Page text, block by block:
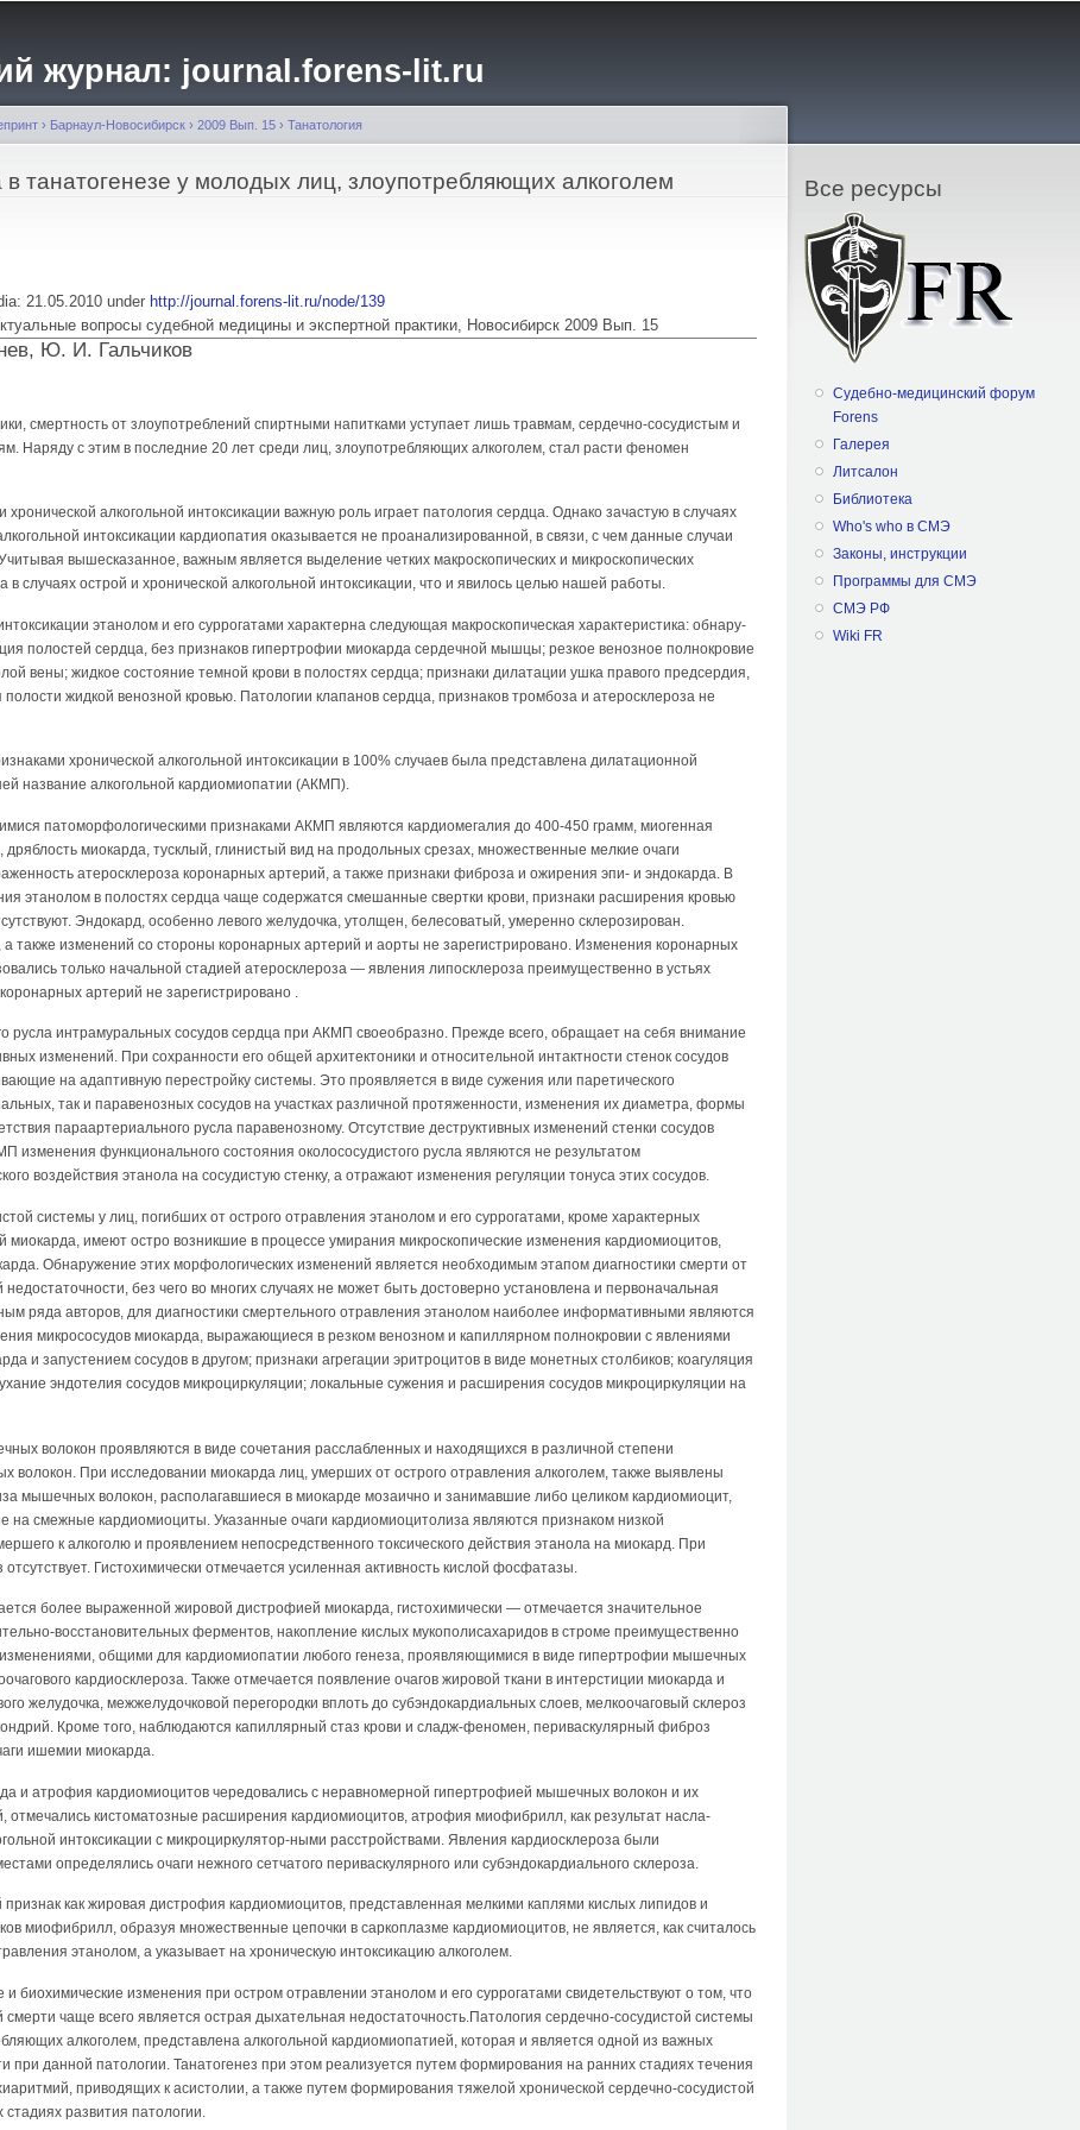
содержанию
журнал: journal.forens-lit.ru
› Барнаул-Новосибирск › 2009 Вып. 15 › Танатология
в танатогенезе у молодых лиц, злоупотребляющих алкоголем
21.05.2010 under http://journal.forens-lit.ru/node/139
вопросы судебной медицины и экспертной практики, Новосибирск 2009 Вып. 15
Ю. И. Гальчиков
смертность от злоупотреблений спиртными напитками уступает лишь травмам, сердечно-сосудистым и
Наряду с этим в последние 20 лет сре­ди лиц, злоупотребляющих алкоголем, стал расти феномен
хронической алкогольной интокси­кации важную роль играет патология сердца. Однако зачастую в случа­ях
интоксикации кардиопатия оказывается не проанализированной, в связи, с чем данные случаи
вышесказанное, важным является выделение четких макроскопических и микроскопических
в случаях острой и хронической алкогольной инток­сикации, что и явилось целью нашей работы.
этанолом и его суррога­тами характерна следующая макроскопическая характеристика: обнару­
полостей сердца, без признаков гипертро­фии миокарда сердечной мышцы; резкое венозное полнокровие
вены; жидкое состояние темной крови в полос­тях сердца; признаки дилатации ушка правого предсердия,
жидкой венозной кровью. Патологии клапанов сердца, признаков тромбоза и атеросклероза не
хронической алкогольной интоксикации в 100% случаев была представлена дилатационной
название алкогольной кардиомиопатии (АКМП).
патоморфологическими при­знаками АКМП являются кардиомегалия до 400-450 грамм, миогенная
миокарда, тусклый, глинистый вид на продольных срезах, множественные мелкие очаги
атеросклероза коронарных артерий, а также признаки фиброза и ожирения эпи- и эндокарда. В
этанолом в полостях сердца чаще содержатся смешанные свертки крови, признаки расширения кровью
Эндокард, особенно левого желудочка, утолщен, белесо­ватый, умеренно склерозирован.
а также изменений со стороны коронарных артерий и аорты не зарегистрирова­но. Изменения коронарных
только начальной стадией атеросклероза — явления липосклероза преимущес­твенно в устьях
артерий не за­регистрировано .
русла интрамуральных сосудов сердца при АКМП своеобразно. Прежде всего, обращает на себя вни­мание
изменений. При сохранности его общей архитектоники и относительной интактности стенок сосудов
на адаптивную перестройку сис­темы. Это проявляется в виде сужения или паретического
так и паравенозных сосудов на участках различ­ной протяженности, изменения их диаметра, формы
параартериального русла паравенозному. Отсутствие деструктивных изменений стенки сосудов
изменения функционального состояния околососудистого русла являются не результатом
воздействия этанола на сосудистую стенку, а отражают изменения регуляции тонуса этих сосудов.
системы у лиц, погибших от острого отравления этанолом и его суррогатами, кроме характерных
миокарда, имеют остро возникшие в процессе умирания микроскопические изменения кардиомиоцитов,
Обнаружение этих морфологичес­ких изменений является необходимым этапом диагностики смерти от
недостаточности, без чего во многих слу­чаях не может быть достоверно установлена и первоначальная
ряда авторов, для диагностики смертельного отравления этанолом наиболее информативными являются
микрососудов миокарда, выражающиеся в резком венозном и капиллярном полнокровии с явлениями
и запустением сосудов в другом; признаки агрегации эритроцитов в виде монетных столбиков; коагуляция
эндотелия сосудов микроциркуляции; локальные су­жения и расширения сосудов микроциркуляции на
волокон проявляются в виде сочета­ния расслабленных и находящихся в различной степени
волокон. При исследовании миокарда лиц, умерших от острого отравления алкоголем, также выявлены
мышечных волокон, располагавшиеся в миокарде мозаично и занимавшие либо целиком кардиомиоцит,
на смежные кардиомиоциты. Указанные очаги кардиомиоцитолиза являются признаком низкой
к алко­голю и проявлением непосредственного токсического действия этанола на миокард. При
Гистохимически отмечается усиленная активность кислой фосфатазы.
более выраженной жировой дистрофией миокарда, гистохимически — отмечается значительное
восстановительных ферментов, на­копление кислых мукополисахаридов в строме преимущественно
изменениями, общими для кардиомиопатии лю­бого генеза, проявляющимися в виде гипертрофии мышечных
кардиосклероза. Также отмечается появ­ление очагов жировой ткани в интерстиции миокарда и
желудочка, межжелудочковой перегородки вплоть до субэндокардиальных слоев, мелкоочаговый склероз
Кроме того, наблюдаются капиллярный стаз крови и сладж-феномен, периваскулярный фиброз
ишемии миокарда.
и атрофия кар­диомиоцитов чередовались с неравномерной гипертрофией мышечных волокон и их
кистоматозные расширения кардиомиоцитов, атрофия миофибрилл, как результат насла­
интоксикации с микроциркулятор-ными расстройствами. Явления кардиосклероза были
определялись очаги нежного сетчатого периваскулярного или субэндокардиального склероза.
признак как жировая дистрофия кардиомиоцитов, представленная мел­кими каплями кислых липидов и
мио­фибрилл, образуя множественные цепочки в саркоплазме кардиомио­цитов, не является, как считалось
этанолом, а указывает на хроническую интоксикацию алкоголем.
биохимические изменения при ос­тром отравлении этанолом и его суррогатами свидетельствуют о том, что
чаще всего является острая дыхательная недостаточность.Патология сердечно-сосудистой системы
алкоголем, представлена алкогольной кардиомиопатией, которая и является одной из важных
при данной патологии. Танатогенез при этом реализуется путем формирования на ранних стадиях течения
приводящих к асистолии, а также пу­тем формирования тяжелой хронической сердечно-сосудистой
развития патологии.
Все ресурсы
Судебно-медицинский форум
Forens
Галерея
Литсалон
Библиотека
Who's who в СМЭ
Законы, инструкции
Программы для СМЭ
СМЭ РФ
Wiki FR